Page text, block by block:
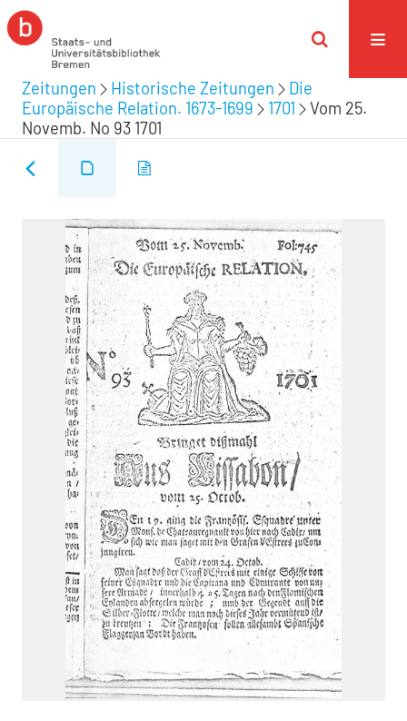
Zeitungen Historische Zeitungen
Die
Europäische Relation. 1673-1699
1701
Vom 25.
Novemb. No 93 1701